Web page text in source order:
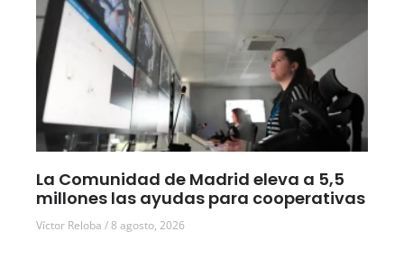
La Comunidad de Madrid eleva a 5,5
millones las ayudas para cooperativas
Víctor Reloba 8 agosto, 2026